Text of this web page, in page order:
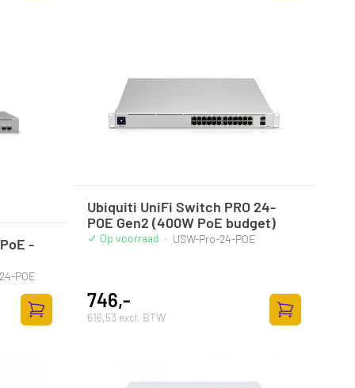
-
POE
Zum Warenkorb hinzufügen
Ubiquiti UniFi Switch PRO 24-
POE Gen2 (400W PoE budget)
Op voorraad · USW-Pro-24-POE
746,-
616,53 excl. BTW
Zum